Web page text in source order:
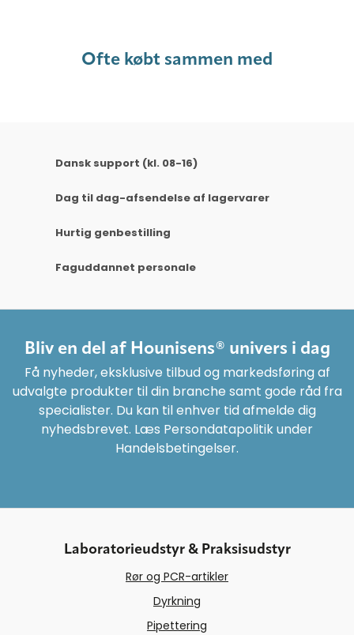
Ofte købt sammen med
Dansk support (kl. 08-16)
Dag til dag-afsendelse af lagervarer
Hurtig genbestilling
Faguddannet personale
Bliv en del af Hounisens® univers i dag
Få nyheder, eksklusive tilbud og markedsføring af
udvalgte produkter til din branche samt gode råd fra
specialister. Du kan til enhver tid afmelde dig
nyhedsbrevet. Læs Persondatapolitik under
Handelsbetingelser.
Laboratorieudstyr & Praksisudstyr
Rør og PCR-artikler
Dyrkning
Pipettering